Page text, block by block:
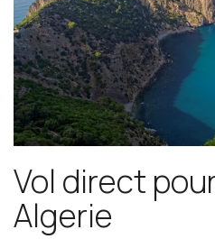
Vol direct
Algerie